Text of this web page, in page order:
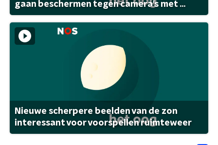
gaan beschermen tegen camera's met ...
Nieuwe scherpere beelden van de zon
interessant voor voorspellen ruimteweer